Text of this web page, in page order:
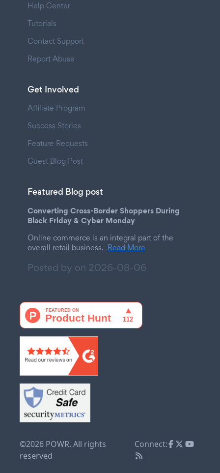
Help Center
Tutorials
Contact Support
Report Abuse
Get Involved
Affiliate Program
Success Stories
Feature Requests
Guest Blog Post
Featured Blog post
Converting Cross-Border Shoppers During
Black Friday & Cyber Monday
Online commerce is an integral part of the
overall retail business. Read More
Posted by on 2026-08-06
©2026 POWR. All rights
reserved
Connect: